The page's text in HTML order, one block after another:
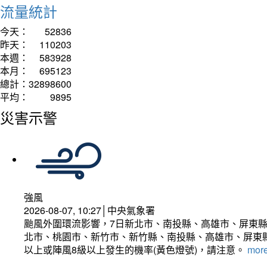
流量統計
今天：
52836
昨天：
110203
本週：
583928
本月：
695123
總計： 32898600
平均：
9895
災害示警
強風
2026-08-07, 10:27│中央氣象署
颱風外圍環流影響，7日新北市、南投縣、高雄市、屏東
北市、桃園市、新竹市、新竹縣、南投縣、高雄市、屏
以上或陣風8級以上發生的機率(黃色燈號)，請注意。